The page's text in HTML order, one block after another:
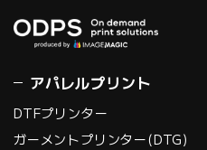
アパレルプリント
DTFプリンター
ガーメントプリンター(DTG)